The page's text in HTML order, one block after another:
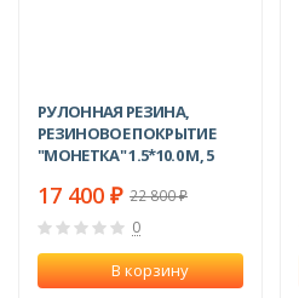
РУЛОННАЯ РЕЗИНА,
РЕЗИНОВОЕ ПОКРЫТИЕ
"МОНЕТКА" 1.5*10.0 М, 5
17 400 ₽ 22 800₽
0
В корзину